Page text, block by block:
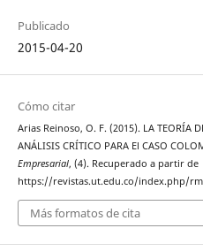
Publicado
2015-04-20
Cómo citar
Arias Reinoso, O. F. (2015). LA TEORÍA
ANÁLISIS CRÍTICO PARA El CASO
Empresarial, (4). Recuperado a partir de
https://revistas.ut.edu.co/index.php/
Más formatos de cita